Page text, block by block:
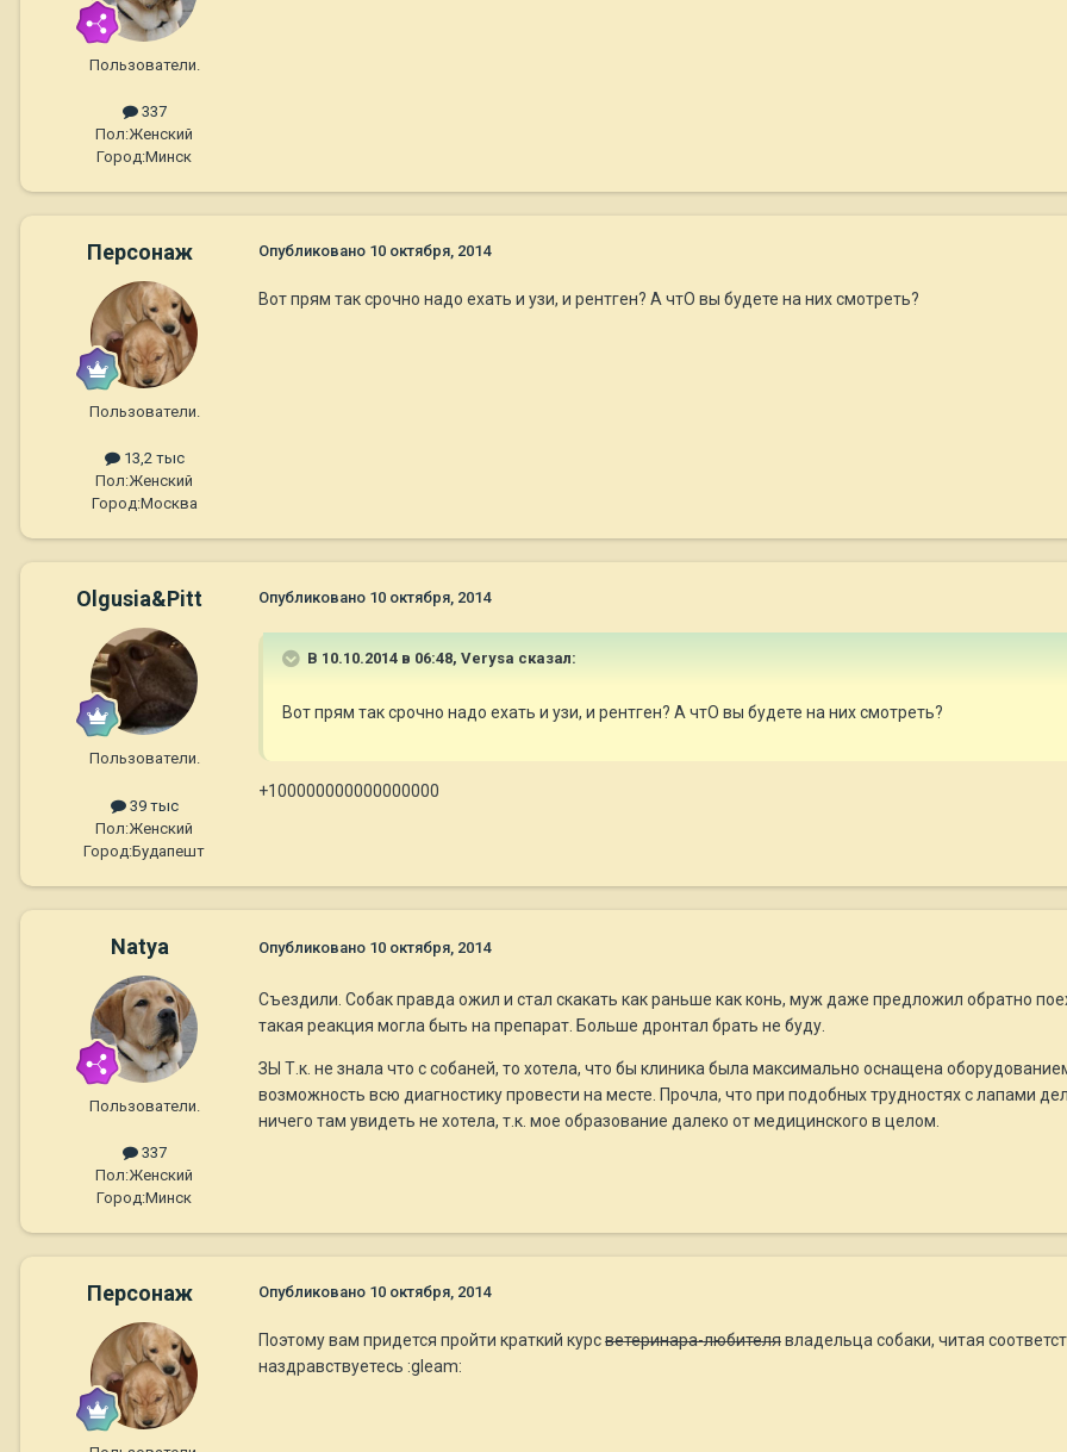
Пользователи.
337
Пол:Женский
Город:Минск
Персонаж
Пользователи.
13,2 тыс
Пол:Женский
Город:Москва
Опубликовано 10 октября, 2014
Вот прям так срочно надо ехать и узи, и рентген? А чтО вы будете на них смотреть?
Olgusia&Pitt
Пользователи.
39 тыс
Пол:Женский
Город:Будапешт
Опубликовано 10 октября, 2014
В 10.10.2014 в 06:48, Verysa сказал:
Вот прям так срочно надо ехать и узи, и рентген? А чтО вы будете на них смотреть?
+100000000000000000
Natya
Пользователи.
337
Пол:Женский
Город:Минск
Опубликовано 10 октября, 2014
Съездили. Собак правда ожил и стал скакать как раньше как конь, муж даже предложил обратно
такая реакция могла быть на препарат. Больше дронтал брать не буду.
ЗЫ Т.к. не знала что с собаней, то хотела, что бы клиника была максимально оснащена
возможность всю диагностику провести на месте. Прочла, что при подобных трудностях с лапами
ничего там увидеть не хотела, т.к. мое образование далеко от медицинского в целом.
Персонаж Опубликовано 10 октября, 2014
Поэтому вам придется пройти краткий курсветеринара-любителявладельца собаки, читая
наздравствуетесь :gleam: